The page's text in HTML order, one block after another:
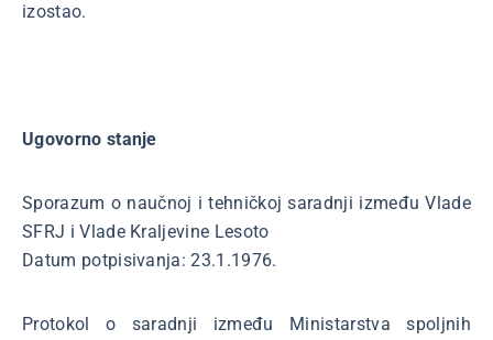
izostao.
Ugovorno stanje
Sporazum o naučnoj i tehničkoj saradnji između Vlade
SFRJ i Vlade Kraljevine Lesoto
Datum potpisivanja: 23.1.1976.
Protokol o saradnji između Ministarstva spoljnih